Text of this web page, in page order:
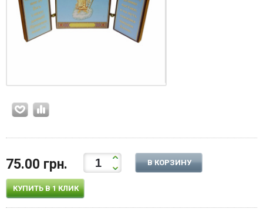
75.00 грн. В КОРЗИНУ
КУПИТЬ В 1 КЛИК